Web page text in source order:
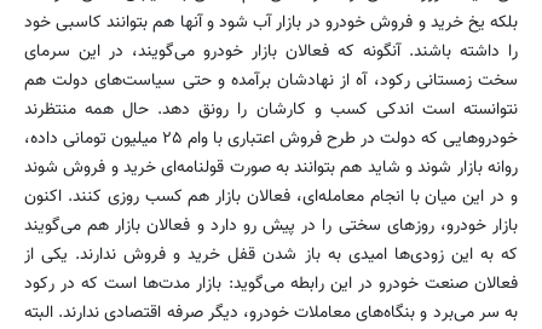
بلکه یخ خرید و فروش خودرو در بازار آب شود و آنها هم بتوانند کاسبی خود
را داشته باشند. آنگونه که فعالان بازار خودرو می‌گویند، در این سرمای
سخت زمستانی رکود، آه از نهادشان برآمده و حتی سیاست‌های دولت هم
نتوانسته است اندکی کسب و کارشان را رونق دهد. حال همه منتظرند
خودروهایی که دولت در طرح فروش اعتباری با وام ۲۵ میلیون تومانی داده،
روانه بازار شوند و شاید هم بتوانند به صورت قولنامه‌ای خرید و فروش شوند
و در این میان با انجام معامله‌ای، فعالان بازار هم کسب روزی کنند. اکنون
بازار خودرو، روزهای سختی را در پیش رو دارد و فعالان بازار هم می‌گویند
که به این زودی‌ها امیدی به باز شدن قفل خرید و فروش ندارند. یکی از
فعالان صنعت خودرو در این رابطه می‌گوید: بازار مدت‌ها است که در رکود
به سر می‌برد و بنگاه‌های معاملات خودرو، دیگر صرفه اقتصادی ندارند. البته